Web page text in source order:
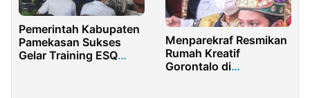
Pemerintah Kabupaten
Pamekasan Sukses
Gelar Training ESQ
Menparekraf Resmikan
Rumah Kreatif
Gorontalo di